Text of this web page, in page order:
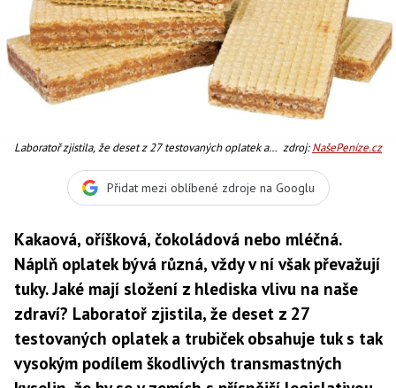
Laboratoř zjistila, že deset z 27 testovaných oplatek a
transmastných kyselin, že by se v zemích s přísnější
legislativou nesměly prodávat. Foto:SXC, Text:MED,
zdroj:NašePeníze.cz
Přidat mezi oblíbené zdroje na Googlu
Kakaová, oříšková, čokoládová nebo mléčná.
Náplň oplatek bývá různá, vždy v ní však převažují
tuky. Jaké mají složení z hlediska vlivu na naše
zdraví? Laboratoř zjistila, že deset z 27
testovaných oplatek a trubiček obsahuje tuk s tak
vysokým podílem škodlivých transmastných